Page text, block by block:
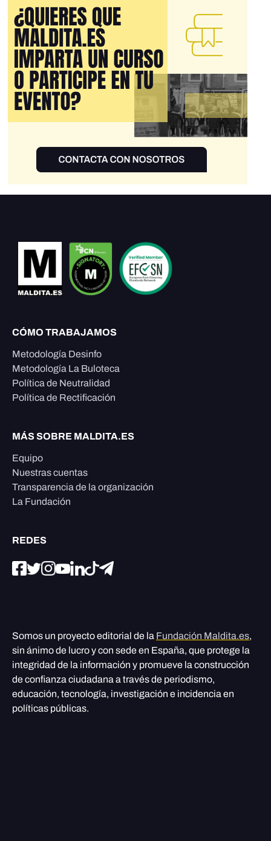
CÓMO TRABAJAMOS
Metodología Desinfo
Metodología La Buloteca
Política de Neutralidad
Política de Rectificación
MÁS SOBRE MALDITA.ES
Equipo
Nuestras cuentas
Transparencia de la organización
La Fundación
REDES
Somos un proyecto editorial de la Fundación Maldita.es,
sin ánimo de lucro y con sede en España, que protege la
integridad de la información y promueve la construcción
de confianza ciudadana a través de periodismo,
educación, tecnología, investigación e incidencia en
políticas públicas.